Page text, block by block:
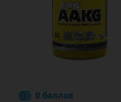
0 баллов